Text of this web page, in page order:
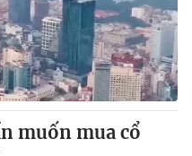
muốn mua cổ